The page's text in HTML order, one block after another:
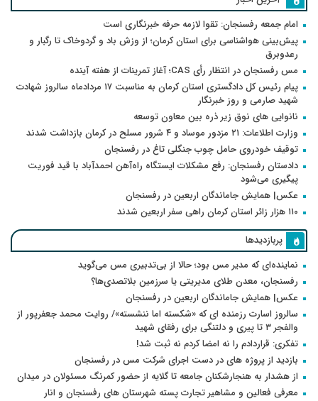
امام جمعه رفسنجان: تقوا لازمه حرفه خبرنگاری است
پیش‌بینی هواشناسی برای استان کرمان؛ از وزش باد و گردوخاک تا رگبار و
رعدوبرق
مس رفسنجان در انتظار رأی CAS؛ آغاز تمرینات از هفته آینده
پیام رئیس کل دادگستری استان کرمان به مناسبت ۱۷ مردادماه سالروز شهادت
شهید صارمی و روز خبرنگار
نانوایی های نوق زیر ذره بین معاون توسعه
وزارت اطلاعات: ۲۱ مزدور موساد و ۴ شرور مسلح در کرمان بازداشت شدند
توقیف خودروی حامل چوب جنگلی تاغ در رفسنجان
دادستان رفسنجان: رفع مشکلات ایستگاه راه‌آهن احمدآباد با قید فوریت
پیگیری می‌شود
عکس| همایش جاماندگان اربعین در رفسنجان
۱۱۰ هزار زائر استان کرمان راهی سفر اربعین شدند
پربازدیدها
نماینده‌ای که مدیر مس بود؛ حالا از بی‌تدبیری مس می‌گوید
رفسنجان، معدن طلای مدیریتی یا سرزمین بلاتصدی‌ها؟
عکس| همایش جاماندگان اربعین در رفسنجان
سالروز اسارت رزمنده ای که «شکسته اما ننشسته»/ روایت محمد جعفرپور از
والفجر ۳ تا پیری و دلتنگی برای رفقای شهید
تفکری: قراردادم را نه امضا کردم نه ثبت شد!
بازدید از پروژه های در دست اجرای شرکت مس در رفسنجان
از هشدار به هنجارشکنان جامعه تا گلایه از حضور کمرنگ مسئولان در میدان
معرفی فعالین و مشاهیر تجارت پسته شهرستان های رفسنجان و انار